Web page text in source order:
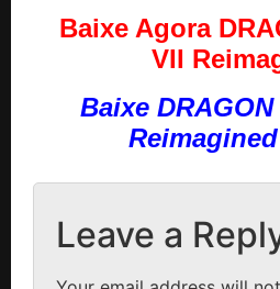
Baixe Agora
VII
Baixe
Leave a